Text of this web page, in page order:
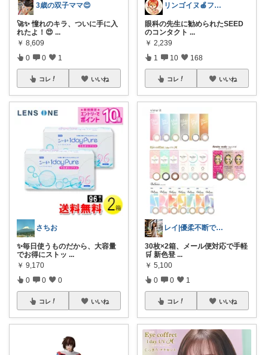
3歳の双子ママ😍
🚀✨ 憧れのキラ、ついに手に入
れたよ！😍 ...
￥ 8,609
0 0 1
コレ いいね
さちお
✨毎日使うものだから、大容量
でお得にストッ ...
￥ 9,170
0 0 0
コレ いいね
リンゴイヌ🍎フォロワーから経由購入
眼科の先生に勧められたSEED
のコンタクト ...
￥ 2,239
1 10 168
コレ いいね
レイ|優柔不断で選べない🥲
30枚×2箱、メール便対応で手軽
🛒 新色登 ...
￥ 5,100
0 0 1
コレ いいね